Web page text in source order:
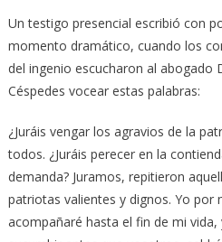
Un testigo presencial escribió con
momento dramático, cuando los
del ingenio escucharon al abogado
Céspedes vocear estas palabras:
¿Juráis vengar los agravios de la
todos. ¿Juráis perecer en la
demanda? Juramos, repitieron
patriotas valientes y dignos. Yo por
acompañaré hasta el fin de mi